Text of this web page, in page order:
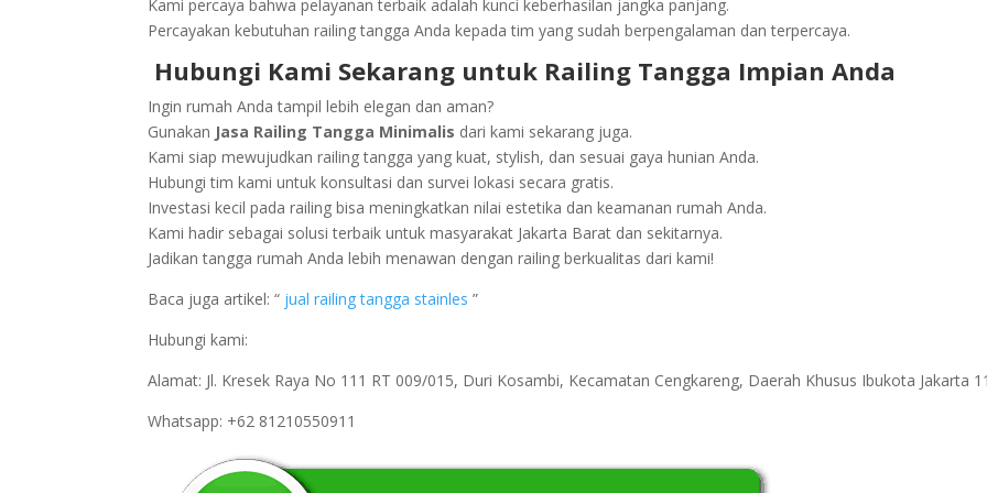
Kami percaya bahwa pelayanan terbaik adalah kunci keberhasilan jangka panjang.
Percayakan kebutuhan railing tangga Anda kepada tim yang sudah berpengalaman dan terpercaya.
Hubungi Kami Sekarang untuk Railing Tangga Impian Anda
Ingin rumah Anda tampil lebih elegan dan aman?
Gunakan Jasa Railing Tangga Minimalis dari kami sekarang juga.
Kami siap mewujudkan railing tangga yang kuat, stylish, dan sesuai gaya hunian Anda.
Hubungi tim kami untuk konsultasi dan survei lokasi secara gratis.
Investasi kecil pada railing bisa meningkatkan nilai estetika dan keamanan rumah Anda.
Kami hadir sebagai solusi terbaik untuk masyarakat Jakarta Barat dan sekitarnya.
Jadikan tangga rumah Anda lebih menawan dengan railing berkualitas dari kami!
Baca juga artikel: “ jual railing tangga stainles ”
Hubungi kami:
Alamat: Jl. Kresek Raya No 111 RT 009/015, Duri Kosambi, Kecamatan Cengkareng, Daerah Khusus Ibukota Jakarta
Whatsapp: +62 81210550911